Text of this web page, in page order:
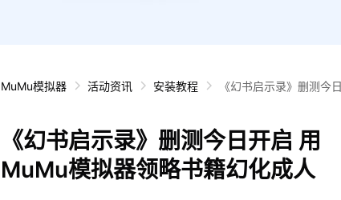
MuMu模拟器 活动资讯 安装教程 《幻书启示录》删测今
《幻书启示录》删测今日开启 用
MuMu模拟器领略书籍幻化成人